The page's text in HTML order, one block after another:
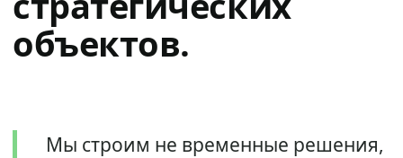
объектов.
Мы строим не временные решения,